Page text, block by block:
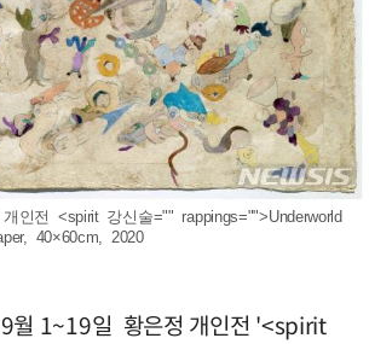
인전 <spirit 강신술="" rappings="">Underworld
40×60cm, 2020
월 1~19일 황은정 개인전 '<spirit